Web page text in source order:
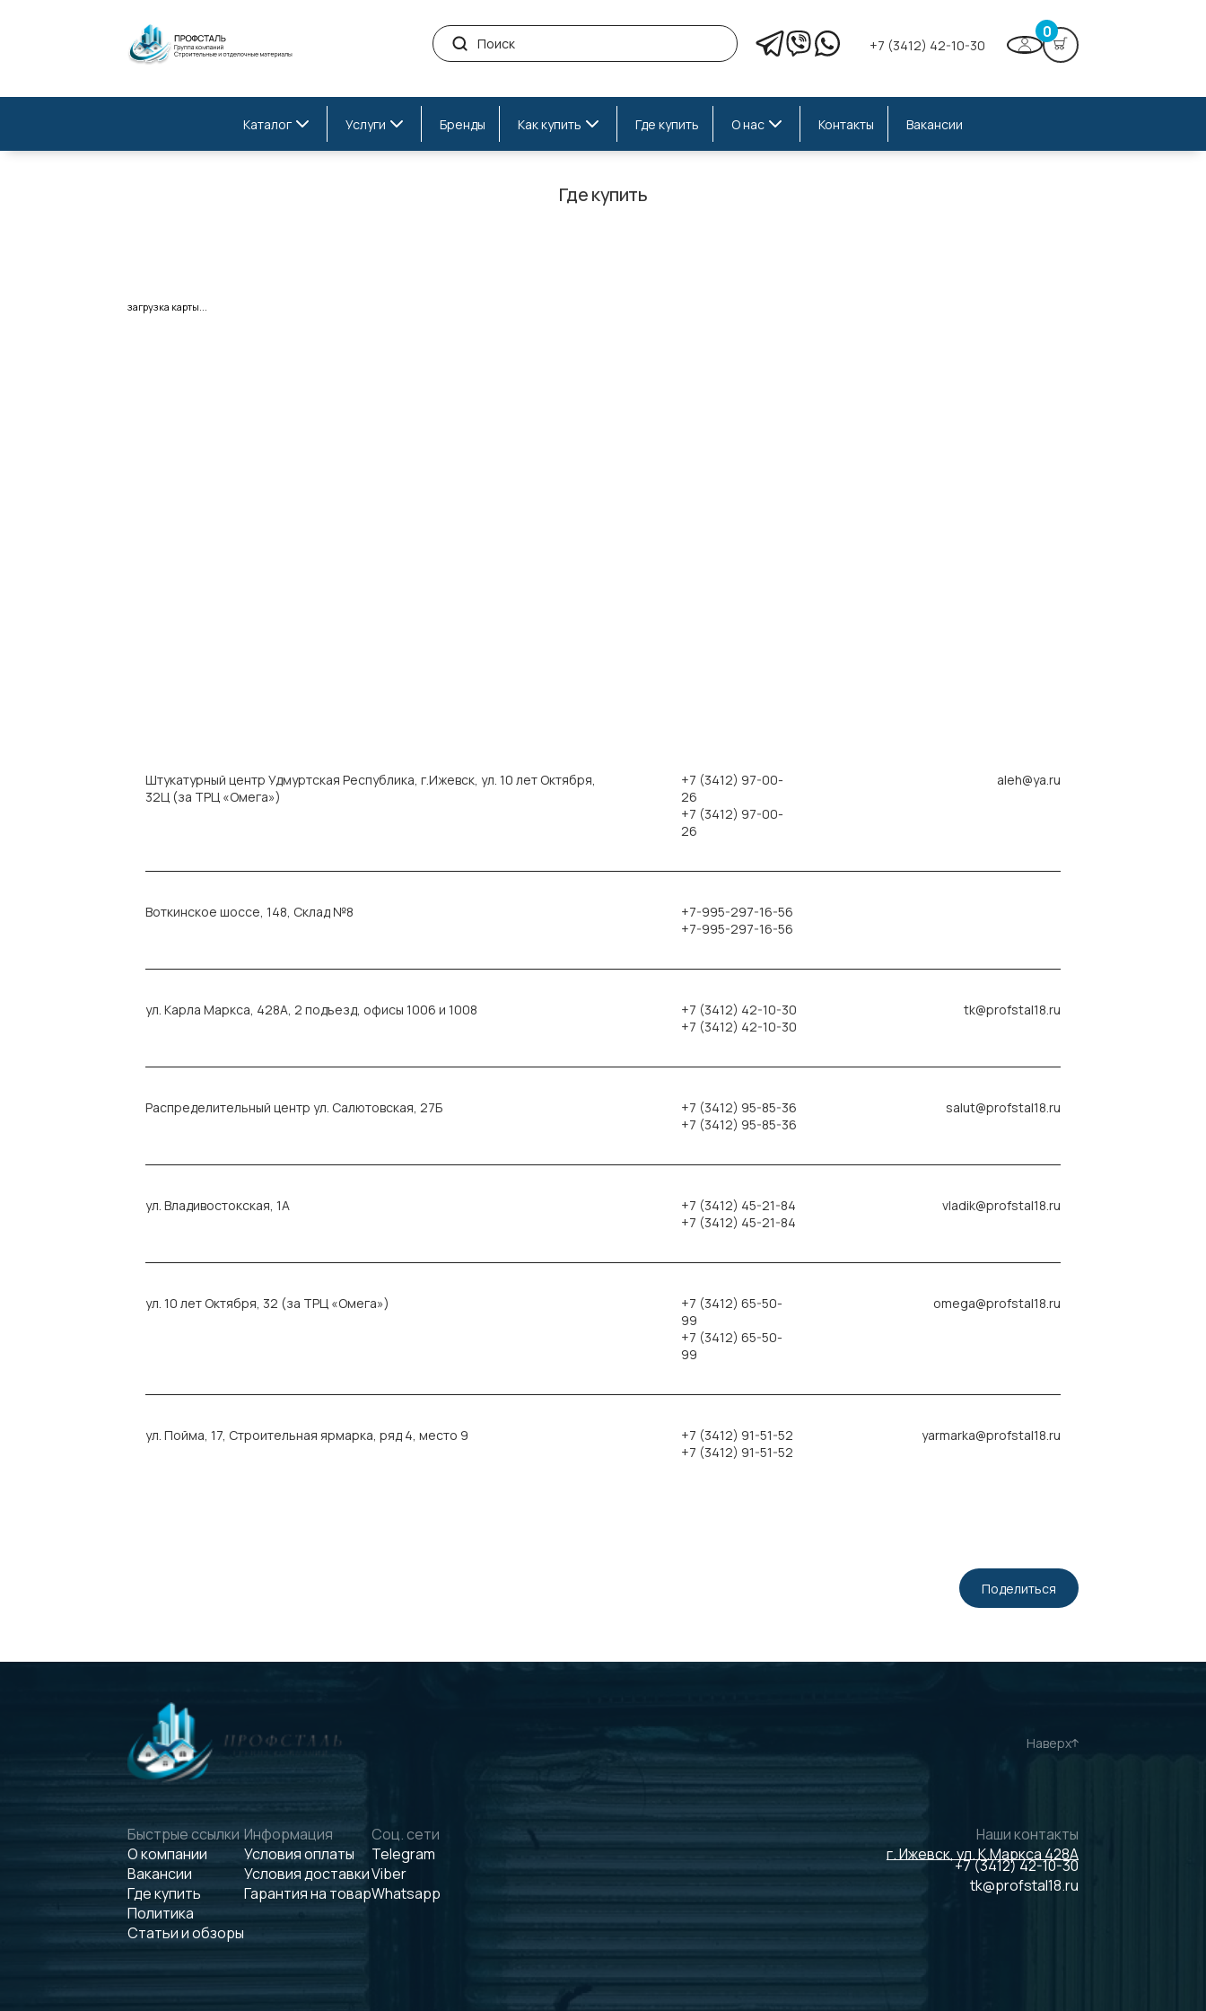
+7 (3412) 42-10-30
0
Каталог Услуги Бренды Как купить Где купить О нас Контакты Вакансии
Где купить
загрузка карты...
Штукатурный центр Удмуртская Республика, г.Ижевск, ул. 10 лет Октября,
32Ц (за ТРЦ «Омега»)
+7 (3412) 97-00-
26
+7 (3412) 97-00-
26
aleh@ya.ru
Воткинское шоссе, 148, Склад №8
+7-995-297-16-56
+7-995-297-16-56
ул. Карла Маркса, 428А, 2 подъезд, офисы 1006 и 1008
+7 (3412) 42-10-30
+7 (3412) 42-10-30
tk@profstal18.ru
Распределительный центр ул. Салютовская, 27Б
+7 (3412) 95-85-36
+7 (3412) 95-85-36
salut@profstal18.ru
ул. Владивостокская, 1А
+7 (3412) 45-21-84
+7 (3412) 45-21-84
vladik@profstal18.ru
ул. 10 лет Октября, 32 (за ТРЦ «Омега»)
+7 (3412) 65-50-
99
+7 (3412) 65-50-
99
omega@profstal18.ru
ул. Пойма, 17, Строительная ярмарка, ряд 4, место 9
+7 (3412) 91-51-52
+7 (3412) 91-51-52
yarmarka@profstal18.ru
Поделиться
Наверх
Быстрые ссылки
О компании
Вакансии
Где купить
Политика
Статьи и обзоры
Информация
Условия оплаты
Условия доставки
Гарантия на товар
Соц. сети
Telegram
Viber
Whatsapp
Наши контакты
г. Ижевск, ул. К.Маркса 428А
+7 (3412) 42-10-30
tk@profstal18.ru